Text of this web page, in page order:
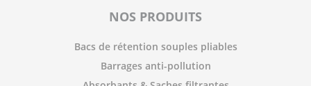
NOS PRODUITS
Bacs de rétention souples pliables
Barrages anti-pollution